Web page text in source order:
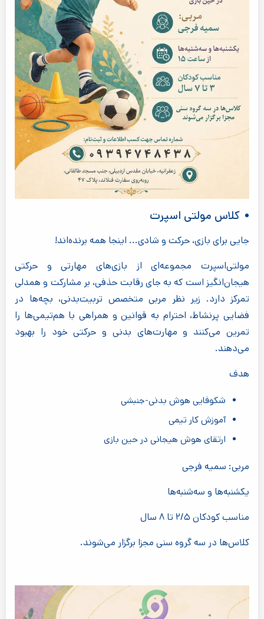
کلاس مولتی اسپرت
جایی برای بازی، حرکت و شادی... اینجا همه برنده‌اند!
مولتی‌اسپرت مجموعه‌ای از بازی‌های مهارتی و حرکتی
هیجان‌انگیز است که به جای رقابت حذفی، بر مشارکت و همدلی
تمرکز دارد. زیر نظر مربی متخصص تربیت‌بدنی، بچه‌ها در
فضایی پرنشاط، احترام به قوانین و همراهی با هم‌تیمی‌ها را
تمرین می‌کنند و مهارت‌های بدنی و حرکتی خود را بهبود
می‌دهند.
هدف
شکوفایی هوش بدنی-جنبشی
آموزش کار تیمی
ارتقای هوش هیجانی در حین بازی
مربی: سمیه فرجی
یکشنبه‌ها و سه‌شنبه‌ها
مناسب کودکان ۲/۵ تا ۸ سال
کلاس‌ها در سه گروه سنی مجزا برگزار می‌شوند.